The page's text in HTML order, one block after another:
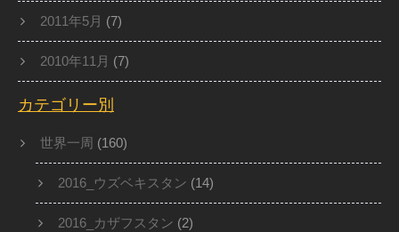
2011年5月 (7)
2010年11月 (7)
カテゴリー別
世界一周 (160)
2016_ウズベキスタン (14)
2016_カザフスタン (2)